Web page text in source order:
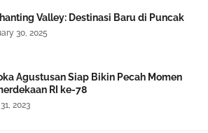
Valley: Destinasi Baru di Puncak
30, 2025
Agustusan Siap Bikin Pecah Momen
RI ke-78
2023